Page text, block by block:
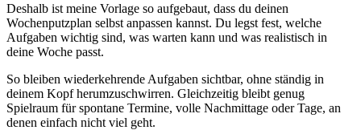
Deshalb ist meine Vorlage so aufgebaut, dass du deinen
Wochenputzplan selbst anpassen kannst. Du legst fest, welche
Aufgaben wichtig sind, was warten kann und was realistisch in
deine Woche passt.
So bleiben wiederkehrende Aufgaben sichtbar, ohne ständig in
deinem Kopf herumzuschwirren. Gleichzeitig bleibt genug
Spielraum für spontane Termine, volle Nachmittage oder Tage, an
denen einfach nicht viel geht.